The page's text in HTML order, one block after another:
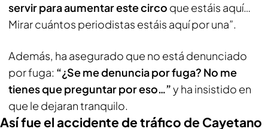
servir para aumentar este circo que estáis aquí…
Mirar cuántos periodistas estáis aquí por una”.
Además, ha asegurado que no está denunciado
por fuga: “¿Se me denuncia por fuga? No me
tienes que preguntar por eso…”y ha insistido en
que le dejaran tranquilo.
Así fue el accidente de tráfico de Cayetano